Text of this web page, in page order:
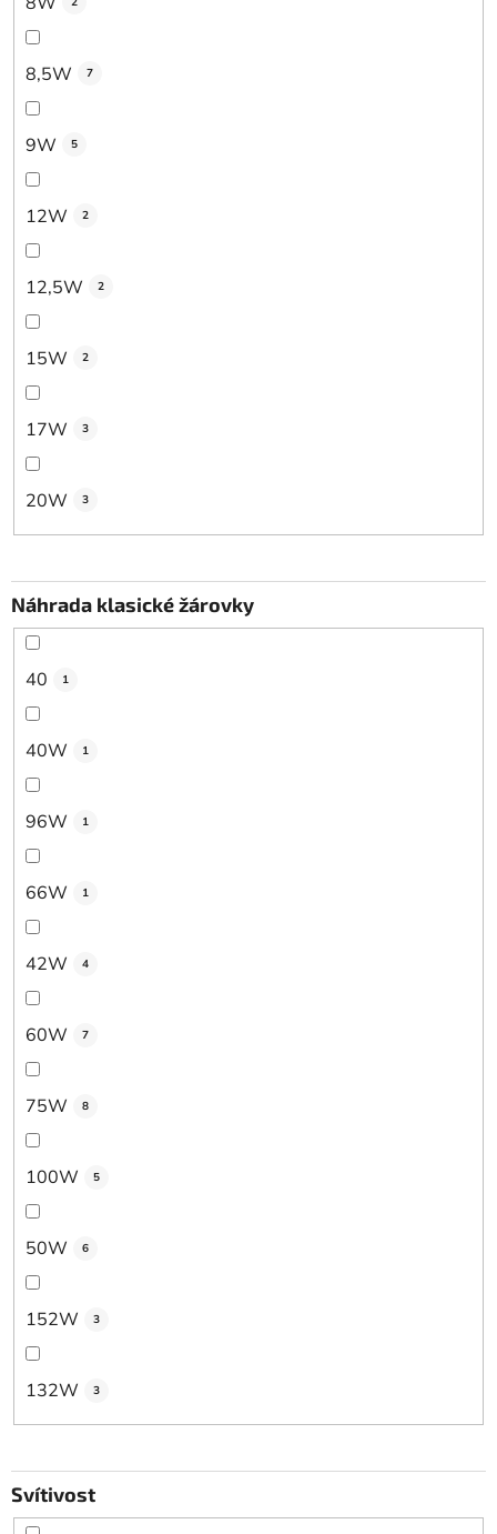
8,5W 7
9W 5
12W 2
12,5W 2
15W 2
17W 3
20W 3
Náhrada klasické žárovky
40 1
40W 1
96W 1
66W 1
42W 4
60W 7
75W 8
100W 5
50W 6
152W 3
132W 3
Svítivost